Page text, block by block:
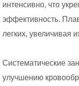
интенсивно, что
эффективность.
легких, увеличивая
Систематические
улучшению